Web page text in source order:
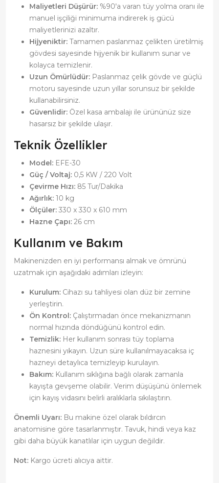
Maliyetleri Düşürür: %90'a varan tüy yolma oranı ile
manuel işçiliği minimuma indirerek iş gücü
maliyetlerinizi azaltır.
Hijyeniktir: Tamamen paslanmaz çelikten üretilmiş
gövdesi sayesinde hijyenik bir kullanım sunar ve
kolayca temizlenir.
Uzun Ömürlüdür: Paslanmaz çelik gövde ve güçlü
motoru sayesinde uzun yıllar sorunsuz bir şekilde
kullanabilirsiniz.
Güvenlidir: Özel kasa ambalajı ile ürününüz size
hasarsız bir şekilde ulaşır.
Teknik Özellikler
Model: EFE-30
Güç / Voltaj: 0,5 KW / 220 Volt
Çevirme Hızı: 85 Tur/Dakika
Ağırlık: 10 kg
Ölçüler: 330 x 330 x 610 mm
Hazne Çapı: 26 cm
Kullanım ve Bakım
Makinenizden en iyi performansı almak ve ömrünü
uzatmak için aşağıdaki adımları izleyin:
Kurulum: Cihazı su tahliyesi olan düz bir zemine
yerleştirin.
Ön Kontrol: Çalıştırmadan önce mekanizmanın
normal hızında döndüğünü kontrol edin.
Temizlik: Her kullanım sonrası tüy toplama
haznesini yıkayın. Uzun süre kullanılmayacaksa iç
hazneyi detaylıca temizleyip kurulayın.
Bakım: Kullanım sıklığına bağlı olarak zamanla
kayışta gevşeme olabilir. Verim düşüşünü önlemek
için kayış vidasını belirli aralıklarla sıkılaştırın.
Önemli Uyarı: Bu makine özel olarak bıldırcın
anatomisine göre tasarlanmıştır. Tavuk, hindi veya kaz
gibi daha büyük kanatlılar için uygun değildir.
Not: Kargo ücreti alıcıya aittir.